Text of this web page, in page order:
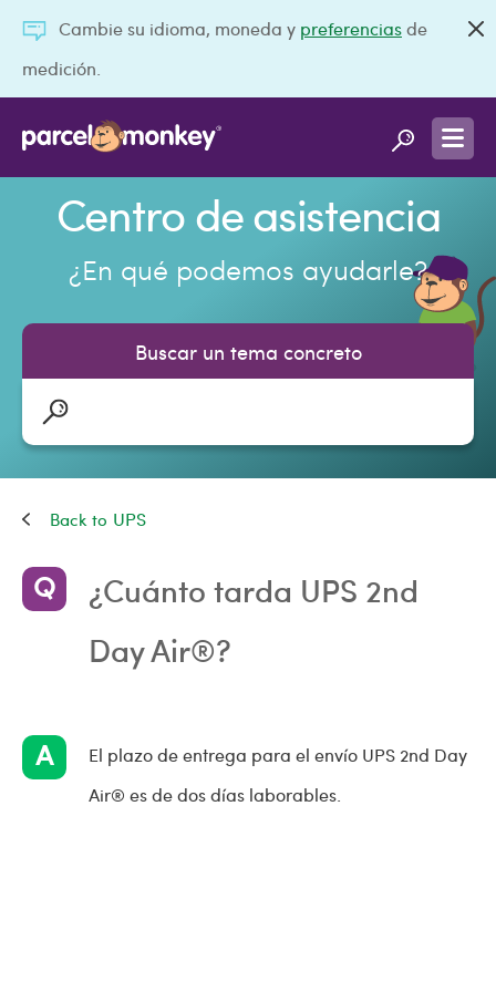
Cambie su idioma, moneda y preferenciasde
medición.
Centro de asistencia
¿En qué podemos ayudarle?
Buscar un tema concreto
UPS
¿Cuánto tarda UPS 2nd
Day Air®?
El plazo de entrega para el envío UPS 2nd Day
Air® es de dos días laborables.